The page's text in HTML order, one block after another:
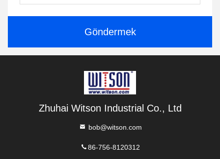
Göndermek
Zhuhai Witson Industrial Co., Ltd
bob@witson.com
86-756-8120312